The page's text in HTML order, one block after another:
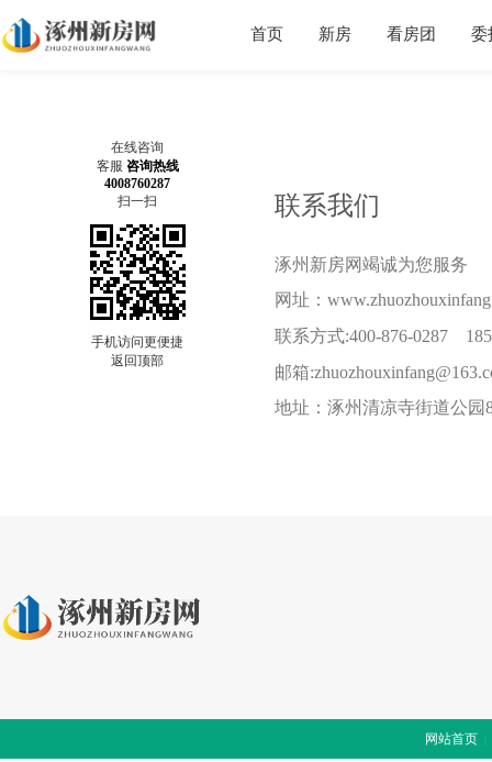
首页 新房 看房团 委
联系我们
涿州新房网竭诚为您服务
网址：
联系方式:400-876-0287
邮箱
地址：涿州清凉寺街道公园
网站首页
在线咨询
客服 咨询热线
4008760287
扫一扫
手机访问更便捷
返回顶部